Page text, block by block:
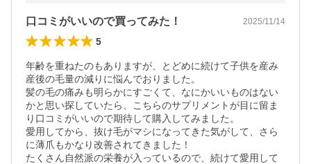
口コミがいいので買ってみた！ 2025/11/14
5
年齢を重ねたのもありますが、とどめに続けて子供を産み
産後の毛量の減りに悩んでおりました。
髪の毛の痛みも明らかにすごくて、なにかいいものはない
かと思い探していたら、こちらのサプリメントが目に留ま
り口コミがいいので期待して購入してみました。
愛用してから、抜け毛がマシになってきた気がして、さら
に薄爪もかなり改善されてきました！
たくさん自然派の栄養が入っているので、続けて愛用して